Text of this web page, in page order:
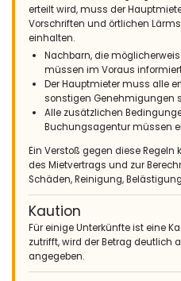
Tolles Haus.
- 7,1
- September 2011 - Niederlande :
(Originaltext)
We were all very satisfied in
furniture of high standard, how
(Übersetzt von Google)
Wir waren im Allgemeinen alle
Wartung und Reinigung vertragen.
- 8,6
erteilt wird, muss der
Vorschriften und örtlichen
einhalten.
Nachbarn, die
müssen im Voraus
Der Hauptmieter muss alle
sonstigen Genehmigungen
Alle zusätzlichen
Buchungsagentur müssen
Ein Verstoß gegen diese
des Mietvertrags und zur
Schäden, Reinigung,
Kaution
Für einige Unterkünfte ist eine
zutrifft, wird der Betrag deutlich
angegeben.